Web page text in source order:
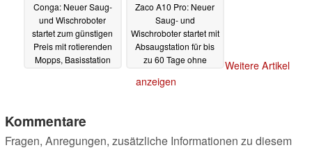
Conga: Neuer Saug-
und Wischroboter
startet zum günstigen
Preis mit rotierenden
Mopps, Basisstation
Zaco A10 Pro: Neuer
Saug- und
Wischroboter startet mit
Absaugstation für bis
zu 60 Tage ohne
Weitere Artikel
anzeigen
Kommentare
Fragen, Anregungen, zusätzliche Informationen zu diesem